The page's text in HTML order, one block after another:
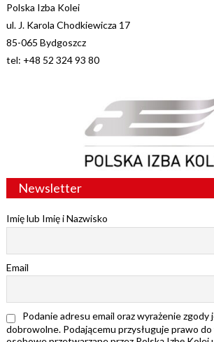
Polska Izba Kolei
ul. J. Karola Chodkiewicza 17
85-065 Bydgoszcz
tel: +48 52 324 93 80
Newsletter
Imię lub Imię i Nazwisko
Email
Podanie adresu email oraz wyrażenie zgody
dobrowolne. Podającemu przysługuje prawo